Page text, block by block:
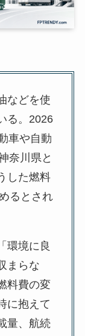
などを使
る。2026
車や自動
奈川県と
した燃料
るとされ
環境に良
まらな
料費の変
に抱えて
量、航続